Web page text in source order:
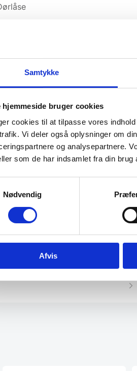
Samtykke
hjemmeside bruger cookies
cookies til at tilpasse vores
Vi deler også oplysninger om
og analysepartnere.
som de har indsamlet fra din brug
Nødvendig
Afvis
med motor
aflæsning
mm.
del til venstre
autotest,
og
et hjælp til et projekt?